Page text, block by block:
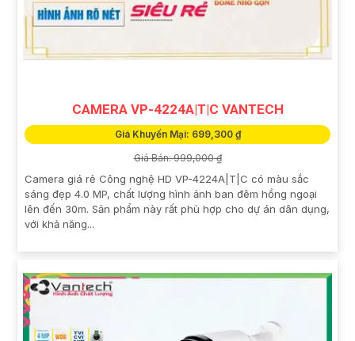
CAMERA VP-4224A|T|C VANTECH
Giá Khuyến Mại: 699,300 ₫
Giá Bán: 999,000 ₫
Camera giá rẻ Công nghệ HD VP-4224A|T|C có màu sắc
sáng đẹp 4.0 MP, chất lượng hình ảnh ban đêm hồng ngoại
lên đến 30m. Sản phẩm này rất phù hợp cho dự án dân dụng,
với khả năng...